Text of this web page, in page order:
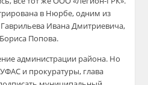
в Нюрбе, одним из
Ивана Дмитриевича,
Попова.
администрации района. Но
и прокуратуры, глава